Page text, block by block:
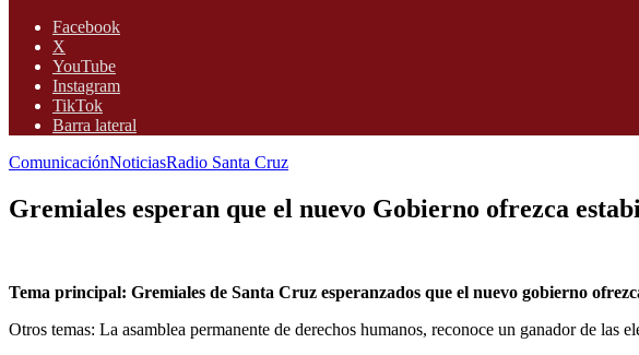
Facebook
X
YouTube
Instagram
TikTok
Barra lateral
ComunicaciónNoticiasRadio Santa Cruz
Gremiales esperan que el nuevo Gobierno ofrezca
Tema principal: Gremiales de Santa Cruz esperanzados que el nuevo gobierno
Otros temas: La asamblea permanente de derechos humanos, reconoce un ganador de